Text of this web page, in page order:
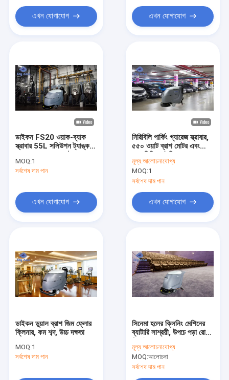
এখন যোগাযোগ এখন যোগাযোগ
ডাইকন FS20 ওয়াক-ব্যাক
স্ক্রাবার 55L সলিউশন ট্যাঙ্ক
MOQ:1
সর্বশেষ দাম পান
এখন যোগাযোগ
নিরিবিলি পার্কিং গ্যারেজ স্ক্রাবার,
৫৫০ ওয়াট ব্রাশ মোটর এবং
মাধ্যমে টায়ারের চিহ্ন এবং তেলের
দাগ মুছে দেয়
মূল্য:আলোচনাযোগ্য
MOQ:1
সর্বশেষ দাম পান
এখন যোগাযোগ
ডাইকন ডুয়াল ব্রাশ জিম ফ্লোর
ক্লিনার, কম শব্দ, উচ্চ দক্ষতা
MOQ:1
সর্বশেষ দাম পান
সিনেমা হলের ক্লিনিং মেশিনের
ব্যাটারি সাশ্রয়ী, উপচে পড়া রোধক
মূল্য:আলোচনাযোগ্য
MOQ:আলোচনা
সর্বশেষ দাম পান